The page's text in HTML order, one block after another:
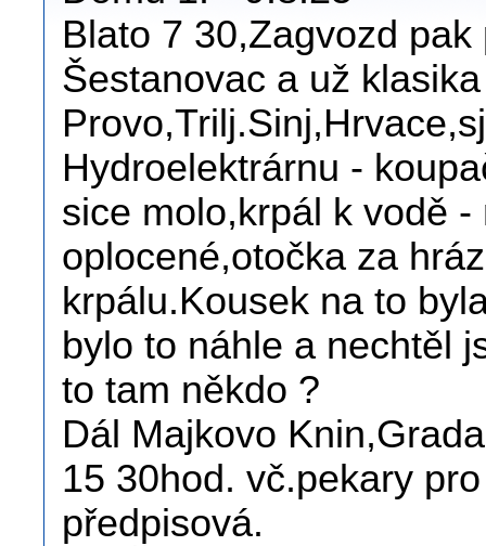
Blato 7 30,Zagvozd
Šestanovac a už
Hydroelektrárnu -
sice molo,krpál k vodě
oplocené,otočka za
krpálu.Kousek na to
bylo to náhle a nechtěl
to tam někdo ?
Dál Majkovo
15 30hod. vč.pekary
předpisová.